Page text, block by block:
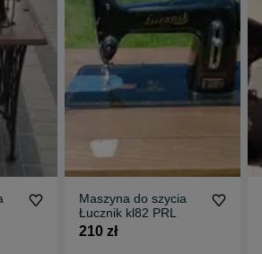
Maszyna do szycia
Łucznik kl82 PRL
210 zł